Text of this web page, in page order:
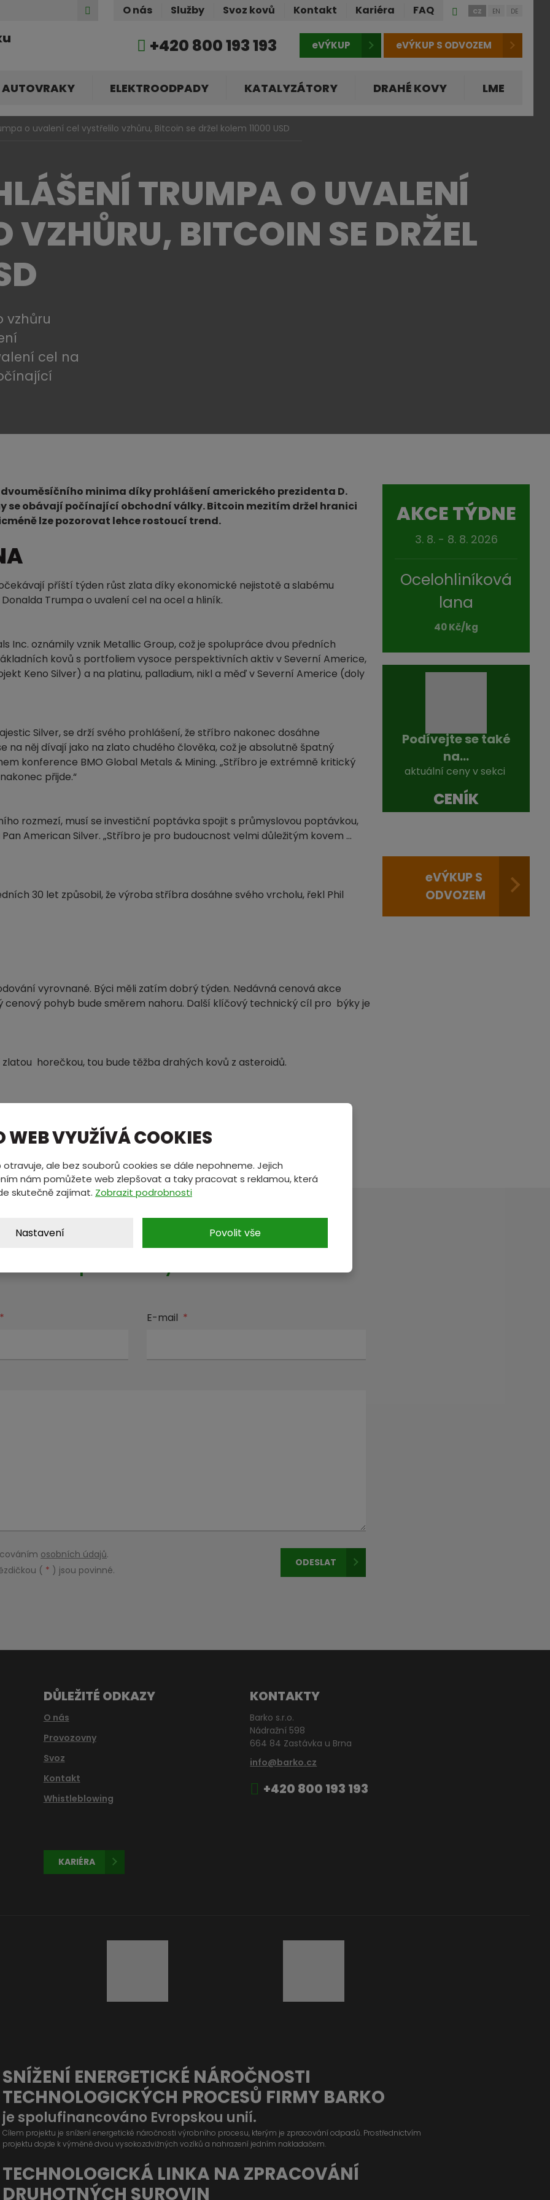
+420 800 193 193
Hledat O nás Služby Svoz kovů Kontakt Kariéra FAQ
eVÝKUP eVÝKUP S ODVOZEM
Přihlášení
klienstké
CZ EN DE
AUTOVRAKY ELEKTROODPADY KATALYZÁTORY DRAHÉ KOVY LME
o uvalení cel vystřelilo vzhůru, Bitcoin se držel kolem 11000 USD
TRUMPA O UVALENÍ
VZHŮRU, BITCOIN SE DRŽEL
vzhůru
cel na
minima díky prohlášení amerického prezidenta D.
se obávají počínající obchodní války. Bitcoin mezitím držel hranici
lze pozorovat lehce rostoucí trend.
příští týden růst zlata díky ekonomické nejistotě a slabému
Trumpa o uvalení cel na ocel a hliník.
Inc. oznámily vznik Metallic Group, což je spolupráce dvou předních
kovů s portfoliem vysoce perspektivních aktiv v Severní Americe,
Keno Silver) a na platinu, palladium, nikl a měď v Severní Americe (doly
Silver, se drží svého prohlášení, že stříbro nakonec dosáhne
na něj dívají jako na zlato chudého člověka, což je absolutně špatný
konference BMO Global Metals & Mining. „Stříbro je extrémně kritický
přijde.“
rozmezí, musí se investiční poptávka spojit s průmyslovou poptávkou,
American Silver. „Stříbro je pro budoucnost velmi důležitým kovem …
30 let způsobil, že výroba stříbra dosáhne svého vrcholu, řekl Phil
vyrovnané. Býci měli zatím dobrý týden. Nedávná cenová akce
cenový pohyb bude směrem nahoru. Další klíčový technický cíl pro býky je
horečkou, tou bude těžba drahých kovů z asteroidů.
trumpa-o-uvaleni-cel-vystrelilo-vzhuru-bitcoin-se-drzel-kolem-
AKCE TÝDNE
3. 8. - 8. 8. 2026
Ocelohliníková
lana
40 Kč/kg
Podívejte se také
na...
aktuální ceny v sekci
CENÍK
eVÝKUP S
ODVOZEM
MÁTE NĚCO NA SRDCI?
* E-mail *
osobních údajů.
( * ) jsou povinné.
ODESLAT
DŮLEŽITÉ ODKAZY
O nás
Provozovny
Svoz
Kontakt
Whistleblowing
KARIÉRA
KONTAKTY
Barko s.r.o.
Nádražní 598
664 84 Zastávka u Brna
info@barko.cz
+420 800 193 193
SNÍŽENÍ ENERGETICKÉ NÁROČNOSTI
TECHNOLOGICKÝCH PROCESŮ FIRMY BARKO
je spolufinancováno Evropskou unií.
Cílem projektu je snížení energetické náročnosti výrobního procesu, kterým je zpracování odpadů. Prostřednictvím
projektu dojde k výměně dvou vysokozdvižných vozíků a nahrazení jedním nakladačem.
TECHNOLOGICKÁ LINKA NA ZPRACOVÁNÍ
DRUHOTNÝCH SUROVIN
WEB VYUŽÍVÁ COOKIES
otravuje, ale bez souborů cookies se dále nepohneme. Jejich
nám pomůžete web zlepšovat a taky pracovat s reklamou, která
skutečně zajímat. Zobrazit podrobnosti
Nastavení Povolit vše